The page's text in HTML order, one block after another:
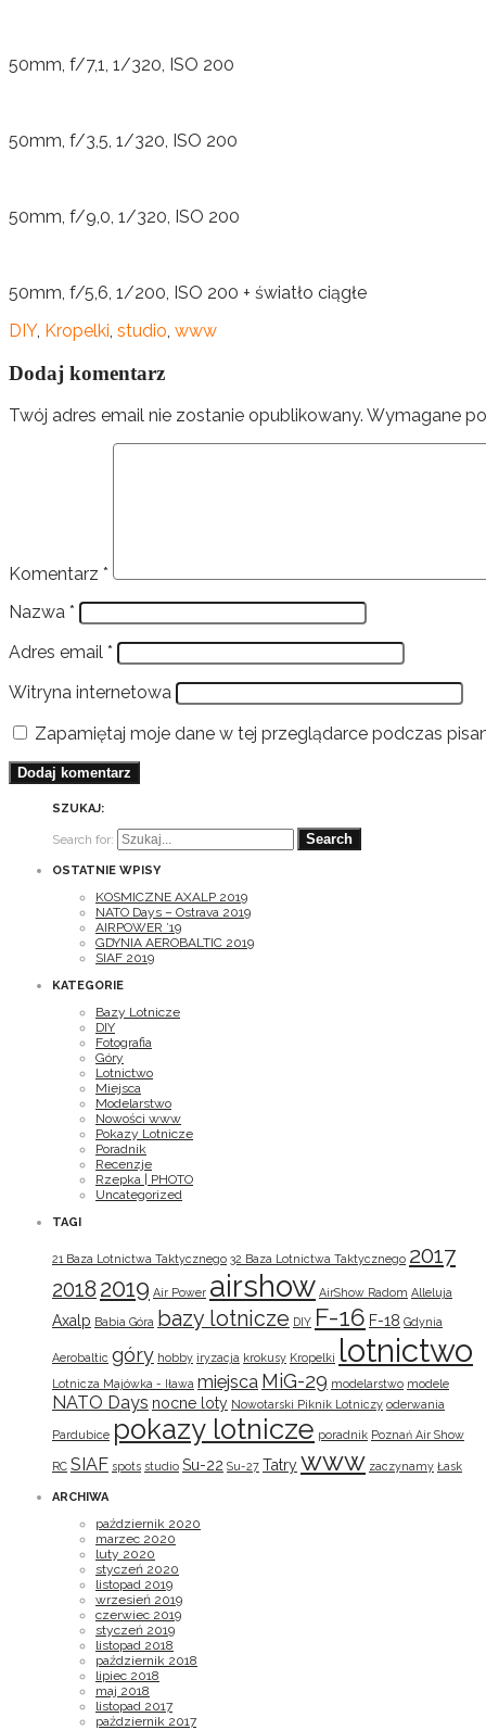
50mm, f/7,1, 1/320, ISO 200
50mm, f/3,5, 1/320, ISO 200
50mm, f/9,0, 1/320, ISO 200
50mm, f/5,6, 1/200, ISO 200 + światło ciągłe
DIY, Kropelki, studio, www
Dodaj komentarz
Twój adres email nie zostanie opublikowany. Wymagane
Komentarz *
Nazwa *
Adres email *
Witryna internetowa
Zapamiętaj moje dane w tej przeglądarce podczas
SZUKAJ:
Search for:
OSTATNIE WPISY
KOSMICZNE AXALP 2019
NATO Days – Ostrava 2019
AIRPOWER ’19
GDYNIA AEROBALTIC 2019
SIAF 2019
KATEGORIE
Bazy Lotnicze
DIY
Fotografia
Góry
Lotnictwo
Miejsca
Modelarstwo
Nowości www
Pokazy Lotnicze
Poradnik
Recenzje
Rzepka | PHOTO
Uncategorized
TAGI
21 Baza Lotnictwa Taktycznego 32 Baza Lotnictwa Taktycznego 2017
2018 2019 Air Power airshow AirShow Radom Alleluja
Axalp Babia Góra bazy lotnicze DIY F-16 F-18 Gdynia
Aerobaltic góry hobby iryzacja krokusy Kropelki lotnictwo
Lotnicza Majówka - Iława miejsca MiG-29 modelarstwo modele
NATO Days nocne loty Nowotarski Piknik Lotniczy oderwania
Pardubice pokazy lotnicze poradnik Poznań Air Show
RC SIAF spots studio Su-22 Su-27 Tatrywww zaczynamy Łask
ARCHIWA
październik 2020
marzec 2020
luty 2020
styczeń 2020
listopad 2019
wrzesień 2019
czerwiec 2019
styczeń 2019
listopad 2018
październik 2018
lipiec 2018
maj 2018
listopad 2017
październik 2017